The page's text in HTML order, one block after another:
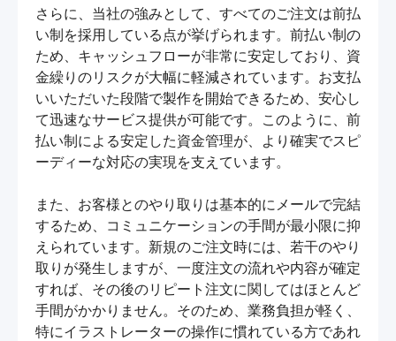
さらに、当社の強みとして、すべてのご注文は前払
い制を採用している点が挙げられます。前払い制の
ため、キャッシュフローが非常に安定しており、資
金繰りのリスクが大幅に軽減されています。お支払
いいただいた段階で製作を開始できるため、安心し
て迅速なサービス提供が可能です。このように、前
払い制による安定した資金管理が、より確実でスピ
ーディーな対応の実現を支えています。
また、お客様とのやり取りは基本的にメールで完結
するため、コミュニケーションの手間が最小限に抑
えられています。新規のご注文時には、若干のやり
取りが発生しますが、一度注文の流れや内容が確定
すれば、その後のリピート注文に関してはほとんど
手間がかかりません。そのため、業務負担が軽く、
特にイラストレーターの操作に慣れている方であれ